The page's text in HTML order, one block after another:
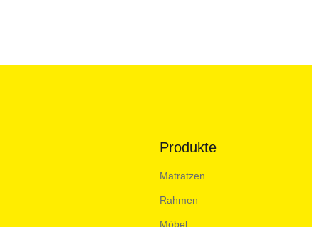
Produkte
Matratzen
Rahmen
Möbel